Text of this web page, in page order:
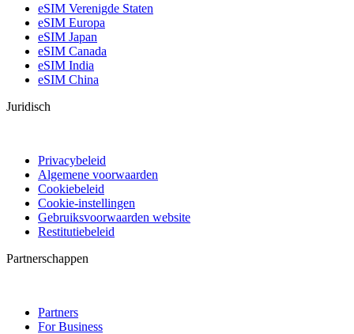
eSIM Verenigde Staten
eSIM Europa
eSIM Japan
eSIM Canada
eSIM India
eSIM China
Juridisch
Privacybeleid
Algemene voorwaarden
Cookiebeleid
Cookie-instellingen
Gebruiksvoorwaarden website
Restitutiebeleid
Partnerschappen
Partners
For Business